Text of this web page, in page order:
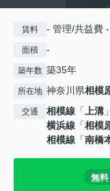
賃料 - 管理/共益費 -
面積 -
築年数 築35年
所在地 神奈川県相模
交通 相模線 「上溝
横浜線 「相模
相模線 「南橋
無料